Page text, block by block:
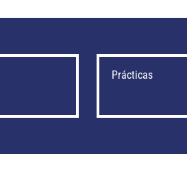
Prácticas